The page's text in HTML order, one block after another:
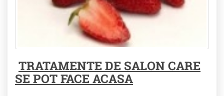
TRATAMENTE DE SALON CARE
SE POT FACE ACASA